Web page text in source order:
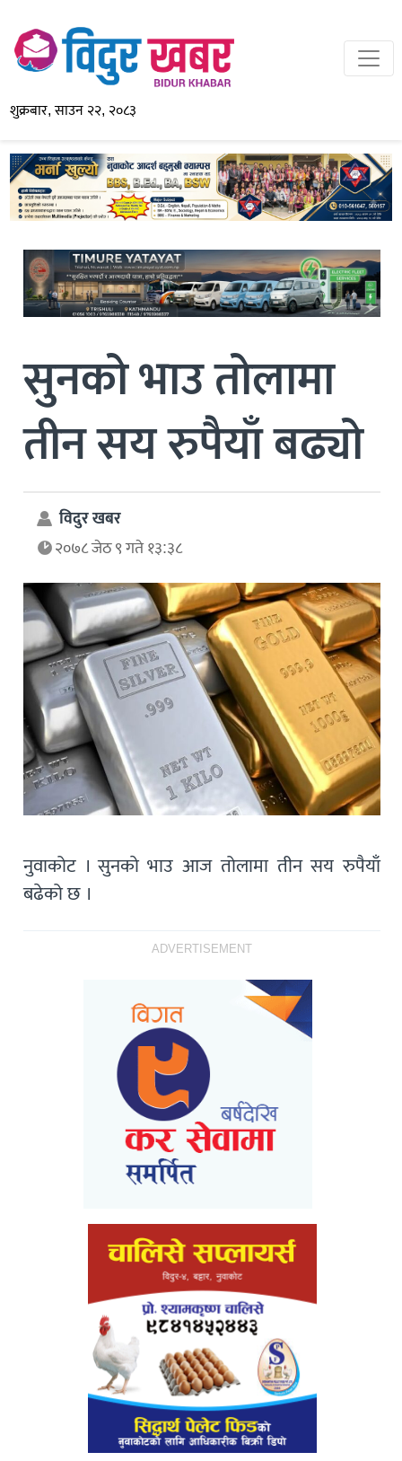
शुक्रबार, साउन २२, २०८३
सुनको भाउ तोलामा
तीन सय रुपैयाँ बढ्यो
विदुर खबर
२०७८ जेठ ९ गते १३:३८
नुवाकोट । सुनकाे भाउ आज तोलामा तीन सय रुपैयाँ
बढेको छ ।
ADVERTISEMENT